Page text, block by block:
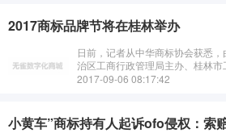
2017商标品牌节将在桂林举办
日前，记者从中华商标协会获悉
治区工商行政管理局主办、桂林市
国国际商标品牌节（下称商标品牌
2017-09-06 08:17:42
小黄车”商标持有人起诉ofo侵权：索